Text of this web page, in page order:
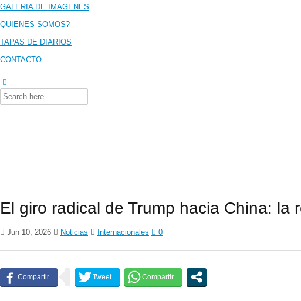
GALERIA DE IMAGENES
QUIENES SOMOS?
TAPAS DE DIARIOS
CONTACTO
Search
for:
El giro radical de Trump hacia China:
Jun 10, 2026 Noticias Internacionales 0